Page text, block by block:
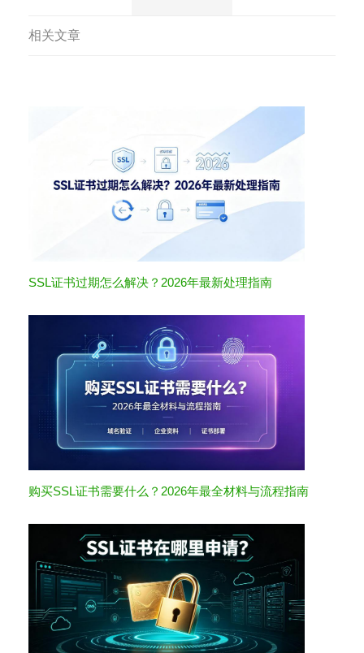
相关文章
SSL证书过期怎么解决？2026年最新处理指南
购买SSL证书需要什么？2026年最全材料与流程指南